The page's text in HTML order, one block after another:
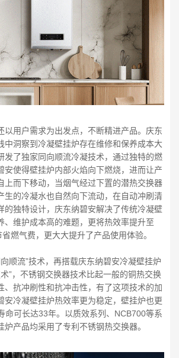
以用户需求为出发点，不断精进产品。庆东
中洞察到冷凝壁挂炉存在维修和保养成本大
发了独家同向顺流冷凝技术，通过独特的燃
安使得壁挂炉内部火焰向下燃烧，进而让产
上而下移动，当烟气经过下置的潜热交换器
生的冷凝水也自然向下流动，在自动冲刷清
的独特设计，庆东纳碧安解决了传统冷凝壁
、维护成本高的难题，更将热效率提升至
燃气费，更大大提升了产品使用体验。
顺流”技术，再搭载庆东纳碧安冷凝壁挂炉
”，不锈钢交换器技术比起一般的铜热交换
、抗冲刷性和抗冲击性，有了这项技术的加
安冷凝壁挂炉热效率更为稳定，壁挂炉也更
命可长达33年。以质效系列、NCB700等系
炉产品均采用了专利不锈钢热交换器。